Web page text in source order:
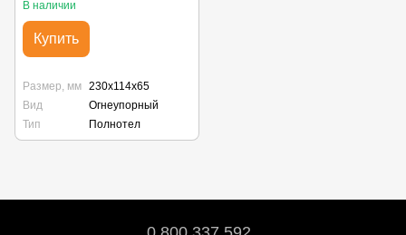
В наличии
Купить
Размер, мм 230х114х65
Вид
Огнеупорный
Тип
Полнотел